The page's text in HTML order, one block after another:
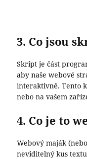
3. Co jsou
Skript je část
aby naše webové
interaktivně. Tento
nebo na vašem
4. Co je to
Webový maják
neviditelný kus